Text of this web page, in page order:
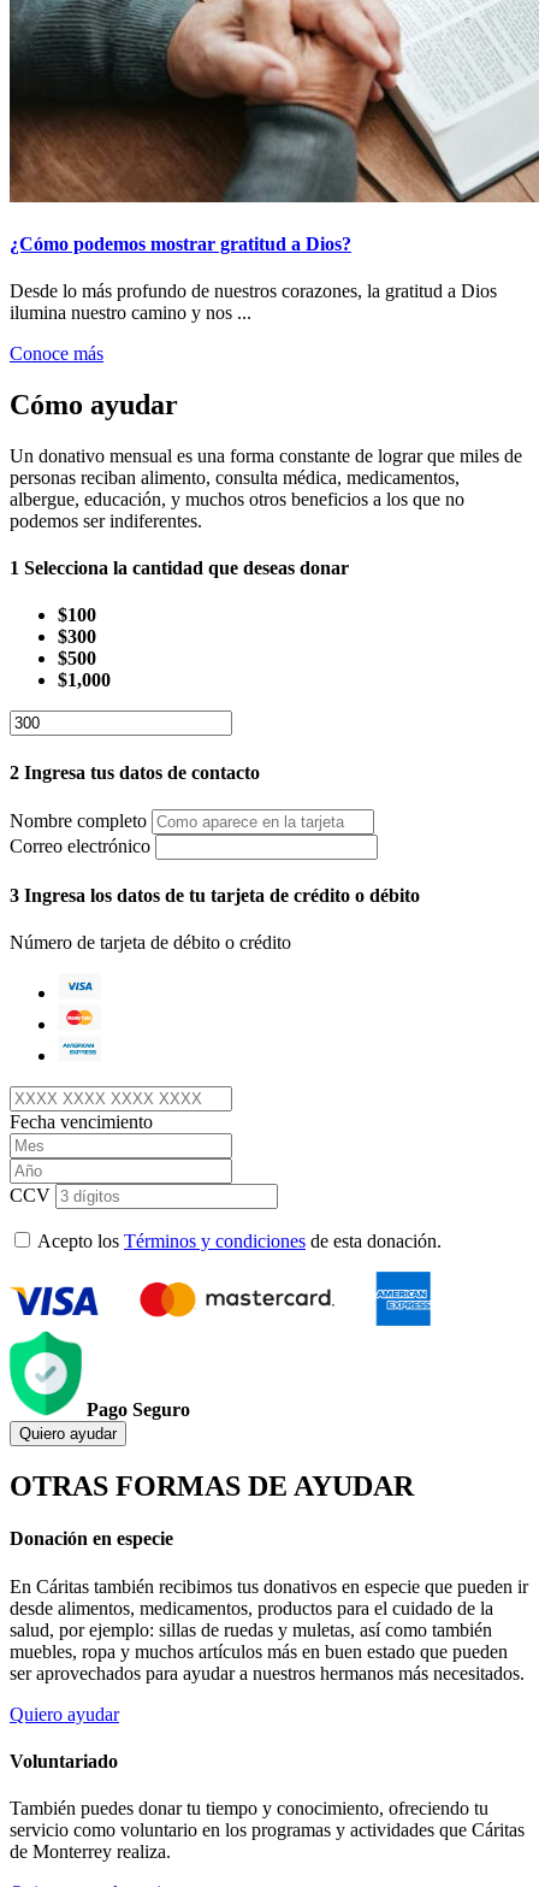
¿Cómo podemos mostrar gratitud a Dios?
Desde lo más profundo de nuestros corazones, la gratitud a Dios
ilumina nuestro camino y nos ...
Conoce más
Cómo ayudar
Un donativo mensual es una forma constante de lograr que miles de
personas reciban alimento, consulta médica, medicamentos,
albergue, educación, y muchos otros beneficios a los que no
podemos ser indiferentes.
1 Selecciona la cantidad que deseas donar
$100
$300
$500
$1,000
2 Ingresa tus datos de contacto
Nombre completo
Correo electrónico
3 Ingresa los datos de tu tarjeta de crédito o débito
Número de tarjeta de débito o crédito
Fecha vencimiento
CCV
Acepto los Términos y condiciones de esta donación.
Pago Seguro
Quiero ayudar
OTRAS FORMAS DE AYUDAR
Donación en especie
En Cáritas también recibimos tus donativos en especie que pueden ir
desde alimentos, medicamentos, productos para el cuidado de la
salud, por ejemplo: sillas de ruedas y muletas, así como también
muebles, ropa y muchos artículos más en buen estado que pueden
ser aprovechados para ayudar a nuestros hermanos más necesitados.
Quiero ayudar
Voluntariado
También puedes donar tu tiempo y conocimiento, ofreciendo tu
servicio como voluntario en los programas y actividades que Cáritas
de Monterrey realiza.